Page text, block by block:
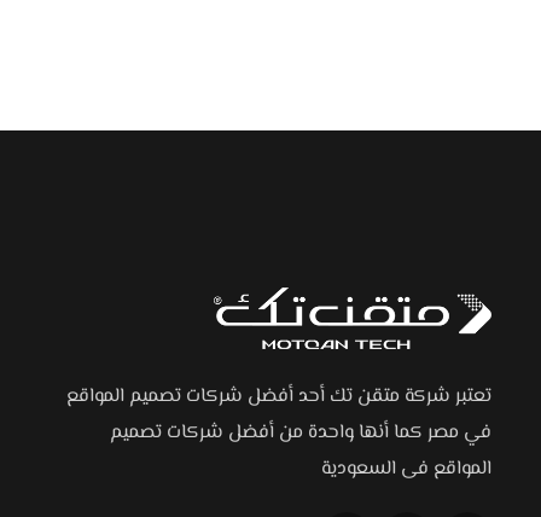
تعتبر شركة متقن تك أحد أفضل شركات تصميم المواقع
في مصر كما أنها واحدة من أفضل شركات تصميم
المواقع فى السعودية